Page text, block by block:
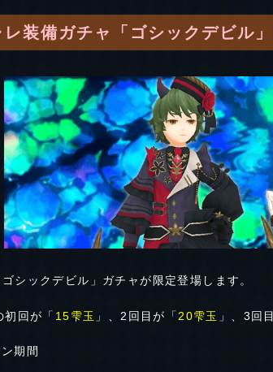
レ装備ガチャ「ゴシックデビル
シックデビル」ガチャが限定登場します。
初回が「 15雫玉 」、2回目が「 20雫玉 」、3回
期間